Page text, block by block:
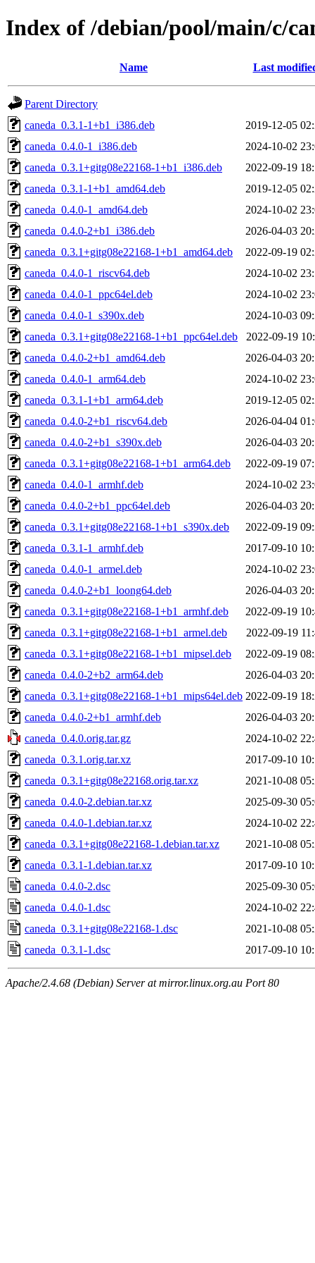
Index of /debian/pool/main/c/
Name Last
Parent Directory
caneda_0.3.1-1+b1_i386.deb
2019-12-05
caneda_0.4.0-1_i386.deb
2024-10-02
caneda_0.3.1+gitg08e22168-1+b1_i386.deb
2022-09-19
caneda_0.3.1-1+b1_amd64.deb
2019-12-05
caneda_0.4.0-1_amd64.deb
2024-10-02
caneda_0.4.0-2+b1_i386.deb
2026-04-03
caneda_0.3.1+gitg08e22168-1+b1_amd64.deb
2022-09-19
caneda_0.4.0-1_riscv64.deb
2024-10-02
caneda_0.4.0-1_ppc64el.deb
2024-10-02
caneda_0.4.0-1_s390x.deb
2024-10-03
caneda_0.3.1+gitg08e22168-1+b1_ppc64el.deb
2022-09-19
caneda_0.4.0-2+b1_amd64.deb
2026-04-03
caneda_0.4.0-1_arm64.deb
2024-10-02
caneda_0.3.1-1+b1_arm64.deb
2019-12-05
caneda_0.4.0-2+b1_riscv64.deb
2026-04-04
caneda_0.4.0-2+b1_s390x.deb
2026-04-03
caneda_0.3.1+gitg08e22168-1+b1_arm64.deb
2022-09-19
caneda_0.4.0-1_armhf.deb
2024-10-02
caneda_0.4.0-2+b1_ppc64el.deb
2026-04-03
caneda_0.3.1+gitg08e22168-1+b1_s390x.deb
2022-09-19
caneda_0.3.1-1_armhf.deb
2017-09-10
caneda_0.4.0-1_armel.deb
2024-10-02
caneda_0.4.0-2+b1_loong64.deb
2026-04-03
caneda_0.3.1+gitg08e22168-1+b1_armhf.deb
2022-09-19
caneda_0.3.1+gitg08e22168-1+b1_armel.deb
2022-09-19
caneda_0.3.1+gitg08e22168-1+b1_mipsel.deb
2022-09-19
caneda_0.4.0-2+b2_arm64.deb
2026-04-03
caneda_0.3.1+gitg08e22168-1+b1_mips64el.deb 2022-09-19
caneda_0.4.0-2+b1_armhf.deb
2026-04-03
caneda_0.4.0.orig.tar.gz
2024-10-02
caneda_0.3.1.orig.tar.xz
2017-09-10
caneda_0.3.1+gitg08e22168.orig.tar.xz
2021-10-08
caneda_0.4.0-2.debian.tar.xz
2025-09-30
caneda_0.4.0-1.debian.tar.xz
2024-10-02
caneda_0.3.1+gitg08e22168-1.debian.tar.xz
2021-10-08
caneda_0.3.1-1.debian.tar.xz
2017-09-10
caneda_0.4.0-2.dsc
2025-09-30
caneda_0.4.0-1.dsc
2024-10-02
caneda_0.3.1+gitg08e22168-1.dsc
2021-10-08
caneda_0.3.1-1.dsc
2017-09-10
Apache/2.4.68 (Debian) Server at mirror.linux.org.au Port 80